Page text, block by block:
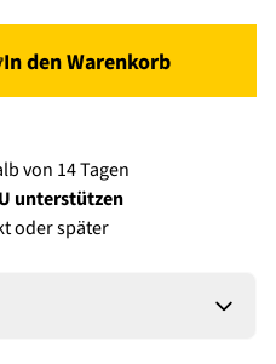
In den Warenkorb
von 14 Tagen
unterstützen
oder später